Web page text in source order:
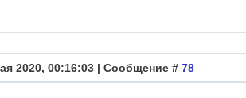
2020, 00:16:03 | Сообщение # 78